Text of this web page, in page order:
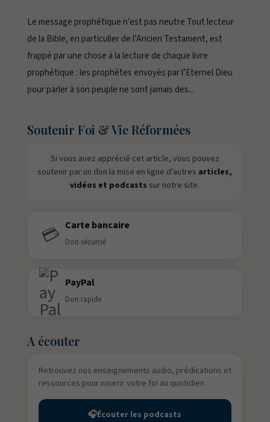
Le message prophétique n’est pas neutre Tout lecteur
de la Bible, en particulier de l’Ancien Testament, est
frappé par une chose à la lecture de chaque livre
prophétique : les prophètes envoyés par l’Eternel Dieu
pour parler à son peuple ne sont jamais des...
Soutenir Foi & Vie Réformées
Si vous avez apprécié cet article, vous pouvez
soutenir par un don la mise en ligne d’autres articles,
vidéos et podcasts sur notre site.
💳 Carte bancaire
Don sécurisé
PayPal
Don rapide
A écouter
Retrouvez nos enseignements audio, prédications et
ressources pour nourrir votre foi au quotidien.
🎧Écouter les podcasts